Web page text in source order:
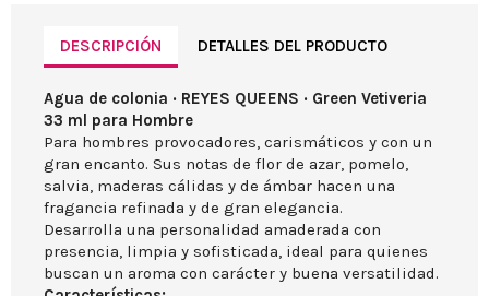
DESCRIPCIÓN DETALLES DEL PRODUCTO
Agua de colonia · REYES QUEENS · Green Vetiveria
33 ml para Hombre
Para hombres provocadores, carismáticos y con un
gran encanto. Sus notas de flor de azar, pomelo,
salvia, maderas cálidas y de ámbar hacen una
fragancia refinada y de gran elegancia.
Desarrolla una personalidad amaderada con
presencia, limpia y sofisticada, ideal para quienes
buscan un aroma con carácter y buena versatilidad.